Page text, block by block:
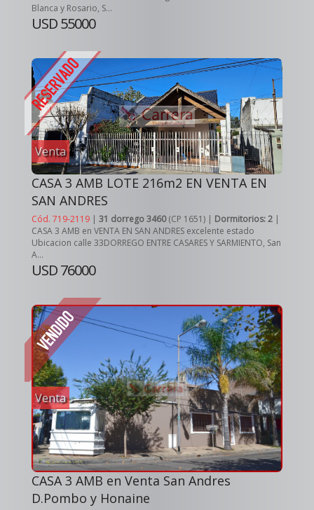
Blanca y Rosario, S...
USD 55000
Venta
CASA 3 AMB LOTE 216m2 EN VENTA EN
SAN ANDRES
Cód. 719-2119 | 31 dorrego 3460(CP 1651) | Dormitorios: 2 |
CASA 3 AMB en VENTA EN SAN ANDRES excelente estado
Ubicacion calle 33DORREGO ENTRE CASARES Y SARMIENTO, San
A...
USD 76000
Venta
CASA 3 AMB en Venta San Andres
D.Pombo y Honaine